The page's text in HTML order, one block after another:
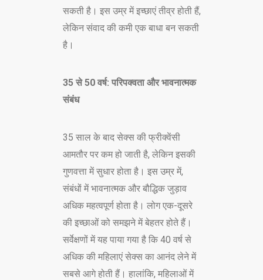
सकती है। इस उम्र में इच्छाएं तीव्र होती हैं,
लेकिन संवाद की कमी एक बाधा बन सकती
है।
35 से 50 वर्ष: परिपक्वता और भावनात्मक
संबंध
35 साल के बाद सेक्स की फ्रीक्वेंसी
आमतौर पर कम हो जाती है, लेकिन इसकी
गुणवत्ता में सुधार होता है। इस उम्र में,
संबंधों में भावनात्मक और बौद्धिक जुड़ाव
अधिक महत्वपूर्ण होता है। लोग एक-दूसरे
की इच्छाओं को समझने में बेहतर होते हैं।
सर्वेक्षणों में यह पाया गया है कि 40 वर्ष से
अधिक की महिलाएं सेक्स का आनंद लेने में
सबसे आगे होती हैं। हालांकि, महिलाओं में